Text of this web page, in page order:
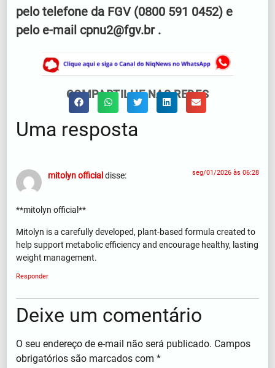
pelo telefone da FGV (0800 591 0452) e
pelo e-mail cpnu2@fgv.br .
COMPARTILHE NAS REDES
Uma resposta
mitolyn official disse: seg/01/2026 às 06:28
**mitolyn official**
Mitolyn is a carefully developed, plant-based formula created to
help support metabolic efficiency and encourage healthy, lasting
weight management.
Responder
Deixe um comentário
O seu endereço de e-mail não será publicado. Campos
obrigatórios são marcados com*